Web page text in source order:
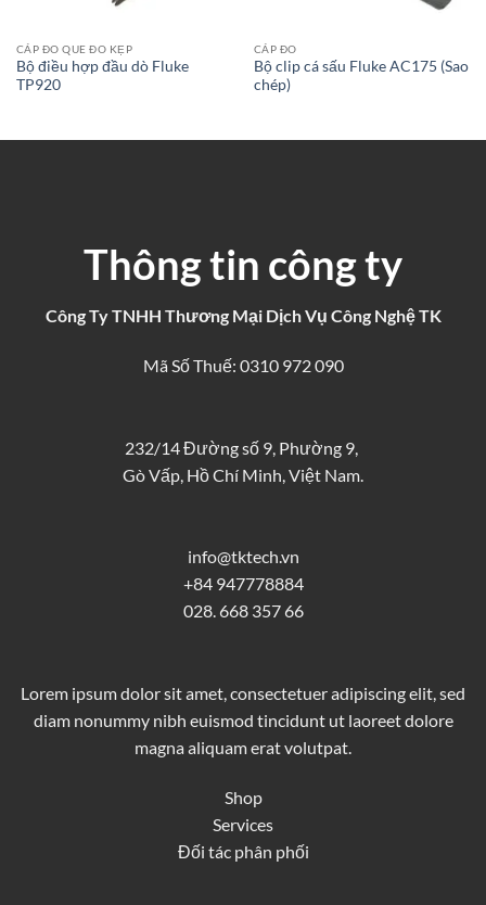
CÁP ĐO QUE ĐO KẸP
Bộ điều hợp đầu dò Fluke
TP920
CÁP ĐO
Bộ clip cá sấu Fluke AC175 (Sao
chép)
Thông tin công ty
Công Ty TNHH Thương Mại Dịch Vụ Công Nghệ TK
Mã Số Thuế: 0310 972 090
232/14 Đường số 9, Phường 9,
Gò Vấp, Hồ Chí Minh, Việt Nam.
info@tktech.vn
+84 947778884
028. 668 357 66
Lorem ipsum dolor sit amet, consectetuer adipiscing elit, sed
diam nonummy nibh euismod tincidunt ut laoreet dolore
magna aliquam erat volutpat.
Shop
Services
Đối tác phân phối